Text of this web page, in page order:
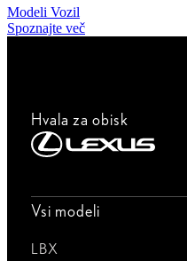
Modeli Vozil
Spoznajte več
Hvala za obisk
Vsi modeli
LBX